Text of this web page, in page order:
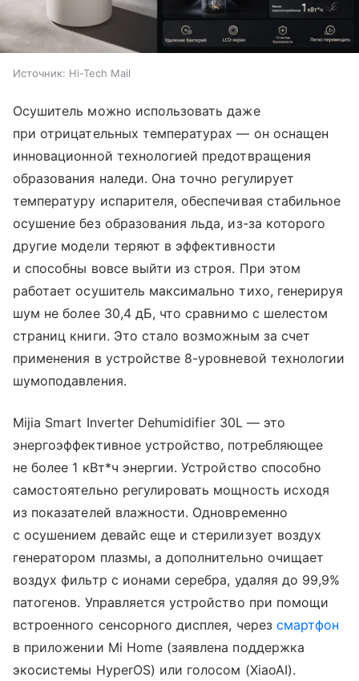
Источник: Hi-Tech Mail
Осушитель можно использовать даже
при отрицательных температурах — он оснащен
инновационной технологией предотвращения
образования наледи. Она точно регулирует
температуру испарителя, обеспечивая стабильное
осушение без образования льда, из-за которого
другие модели теряют в эффективности
и способны вовсе выйти из строя. При этом
работает осушитель максимально тихо, генерируя
шум не более 30,4 дБ, что сравнимо с шелестом
страниц книги. Это стало возможным за счет
применения в устройстве 8-уровневой технологии
шумоподавления.
Mijia Smart Inverter Dehumidifier 30L — это
энергоэффективное устройство, потребляющее
не более 1 кВт*ч энергии. Устройство способно
самостоятельно регулировать мощность исходя
из показателей влажности. Одновременно
с осушением девайс еще и стерилизует воздух
генератором плазмы, а дополнительно очищает
воздух фильтр с ионами серебра, удаляя до 99,9%
патогенов. Управляется устройство при помощи
встроенного сенсорного дисплея, через смартфон
в приложении Mi Home (заявлена поддержка
экосистемы HyperOS) или голосом (XiaoAI).